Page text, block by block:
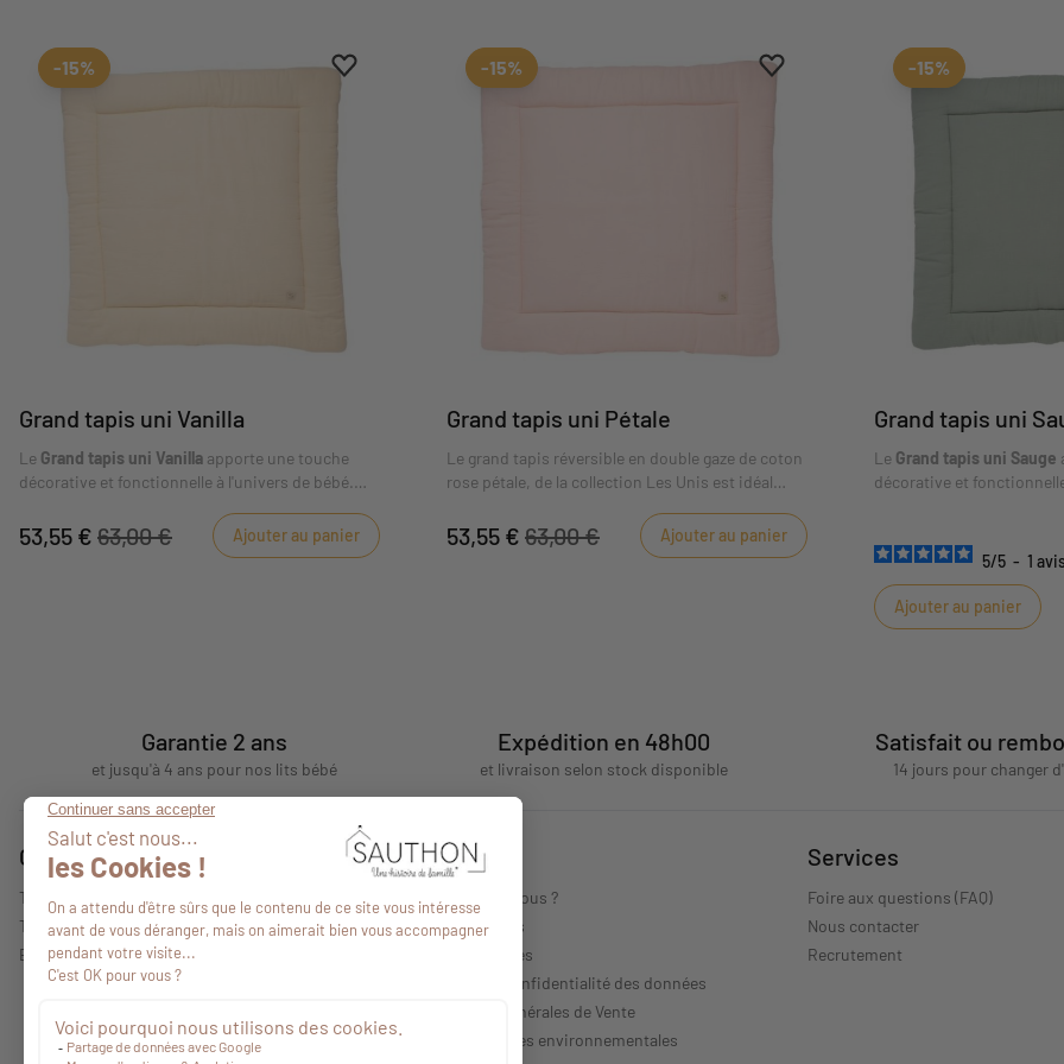
Ajouter aux favoris
Supprimer des favoris
-15%
Grand tapis uni Vanilla
Le Grand tapis uni Vanilla apporte une touche
décorative et fonctionnelle à l'univers de bébé.
en restant cohérent avec la collection. Son coloris
vanille crée une ambiance douce, lumineuse et
53,55 € 63,00 € Ajouter au panier
Ajouter aux favoris
Supprimer des favoris
-15%
Grand tapis uni Pétale
Le grand tapis réversible en double gaze de coton
rose pétale, de la collection Les Unis est idéal
préférés, il développera ses différents sens.
Placez le tapis au sol et regardez bébé améliorer
53,55 € 63,00 € Ajouter au panier
-15%
Grand tapis uni
Le Grand tapis uni Sauge
décorative et
sauge apporte une note
5/5 - 1 avis
Ajouter au panier
Garantie 2 ans
et jusqu'à 4 ans pour nos lits bébé
Expédition en 48h00
et livraison selon stock disponible
Satisfait ou
14 jours pour changer
Conseils
Tous nos conseils
Trouver un point de vente
Espace professionnel
A propos
Qui sommes-nous ?
Nos collections
Mentions légales
Politique de confidentialité des données
Conditions Générales de Vente
Caractéristiques environnementales
Services
Foire aux questions (FAQ)
Nous contacter
Recrutement